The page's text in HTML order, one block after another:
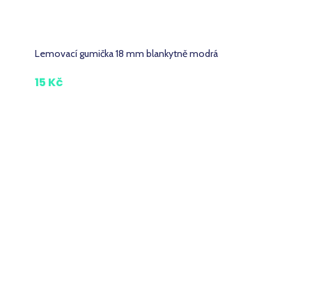
Lemovací gumička 18 mm blankytně modrá
15 Kč